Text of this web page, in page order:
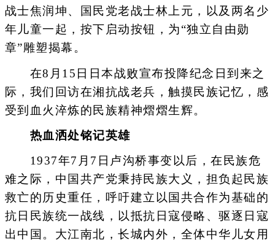
战士焦润坤、国民党老战士林上元，以及两名少
年儿童一起，按下启动按钮，为“独立自由勋
章”雕塑揭幕。
在8月15日日本战败宣布投降纪念日到来之
际，我们回访在湘抗战老兵，触摸民族记忆，感
受到血火淬炼的民族精神熠熠生辉。
热血洒处铭记英雄
1937年7月7日卢沟桥事变以后，在民族危
难之际，中国共产党秉持民族大义，担负起民族
救亡的历史重任，呼吁建立以国共合作为基础的
抗日民族统一战线，以抵抗日寇侵略、驱逐日寇
出中国。大江南北，长城内外，全体中华儿女用